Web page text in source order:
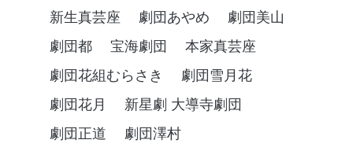
新生真芸座
劇団あやめ
劇団美山
劇団都
宝海劇団
本家真芸座
劇団花組むらさき
劇団雪月花
劇団花月
新星劇 大導寺劇団
劇団正道
劇団澤村